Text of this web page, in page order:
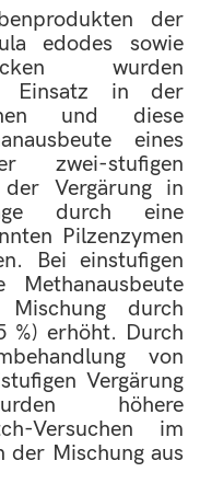
der
edodes sowie
wurden
Einsatz in der
und diese
eines
zwei-stufigen
Vergärung in
durch eine
Pilzenzymen
Bei einstufigen
Methanausbeute
durch
%) erhöht. Durch
von
Vergärung
höhere
Versuchen im
der Mischung aus